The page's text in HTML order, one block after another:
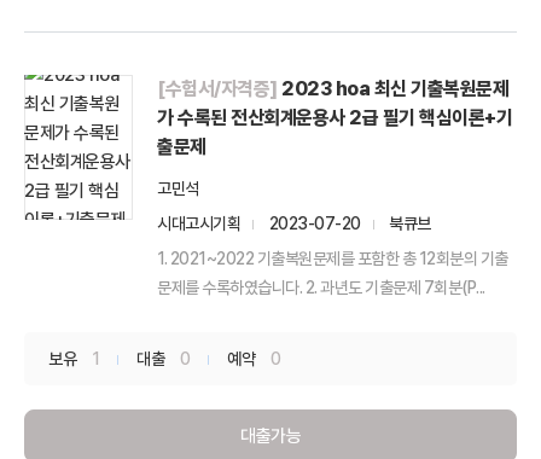
[수험서/자격증] 2023 hoa 최신 기출복원문제
가 수록된 전산회계운용사 2급 필기 핵심이론+기
출문제
고민석
시대고시기획
2023-07-20
북큐브
1. 2021~2022 기출복원문제를 포함한 총 12회분의 기출
문제를 수록하였습니다. 2. 과년도 기출문제 7회분(P...
보유 1 대출 0 예약 0
대출가능